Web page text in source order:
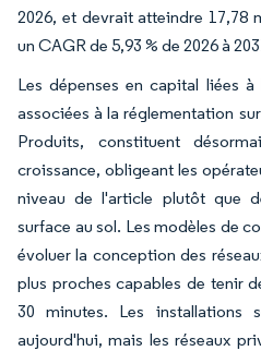
2026, et devrait atteindre 17,78
un CAGR de 5,93 % de 2026 à
Les dépenses en capital liées
associées à la réglementation
Produits, constituent
croissance, obligeant les
niveau de l'article plutôt que
surface au sol. Les modèles de
évoluer la conception des
plus proches capables de tenir
30 minutes. Les installations
aujourd'hui, mais les réseaux